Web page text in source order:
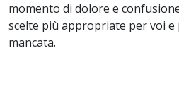
momento di dolore e
scelte più appropriate per voi e
mancata.